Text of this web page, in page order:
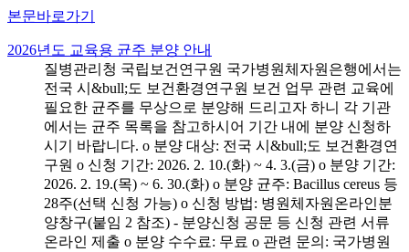
본문바로가기
2026년도 교육용 균주 분양 안내
질병관리청 국립보건연구원 국가병원체자원은행에서는
전국 시&bull;도 보건환경연구원 보건 업무 관련 교육에
필요한 균주를 무상으로 분양해 드리고자 하니 각 기관
에서는 균주 목록을 참고하시어 기간 내에 분양 신청하
시기 바랍니다. o 분양 대상: 전국 시&bull;도 보건환경연
구원 o 신청 기간: 2026. 2. 10.(화) ~ 4. 3.(금) o 분양 기간:
2026. 2. 19.(목) ~ 6. 30.(화) o 분양 균주: Bacillus cereus 등
28주(선택 신청 가능) o 신청 방법: 병원체자원온라인분
양창구(붙임 2 참조) - 분양신청 공문 등 신청 관련 서류
온라인 제출 o 분양 수수료: 무료 o 관련 문의: 국가병원